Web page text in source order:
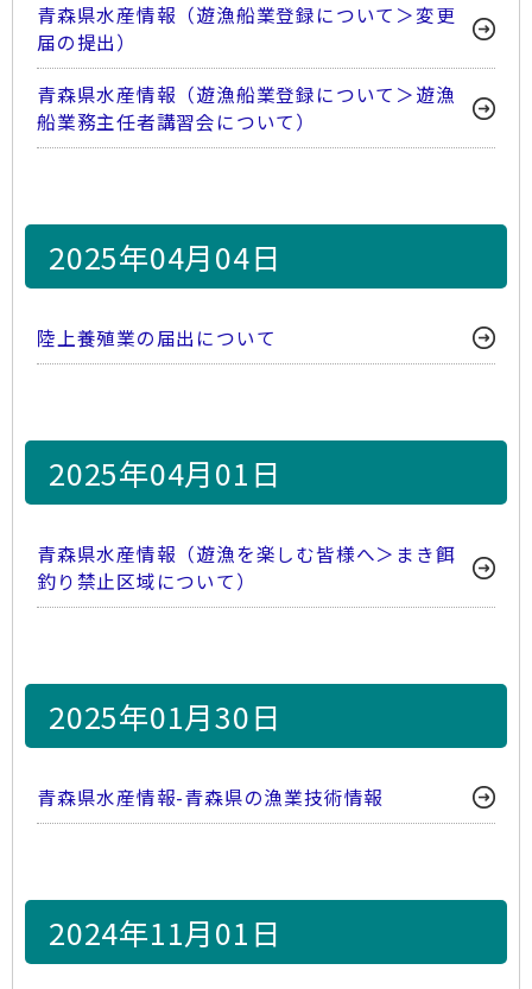
青森県水産情報（遊漁船業登録について＞変更
届の提出）
青森県水産情報（遊漁船業登録について＞遊漁
船業務主任者講習会について）
2025年04月04日
陸上養殖業の届出について
2025年04月01日
青森県水産情報（遊漁を楽しむ皆様へ＞まき餌
釣り禁止区域について）
2025年01月30日
青森県水産情報-青森県の漁業技術情報
2024年11月01日